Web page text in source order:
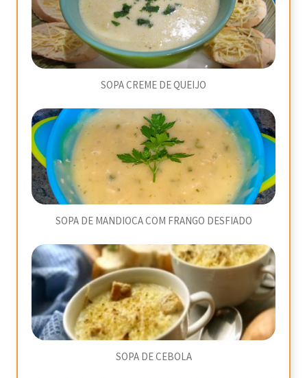
SOPA CREME DE QUEIJO
SOPA DE MANDIOCA COM FRANGO DESFIADO
SOPA DE CEBOLA